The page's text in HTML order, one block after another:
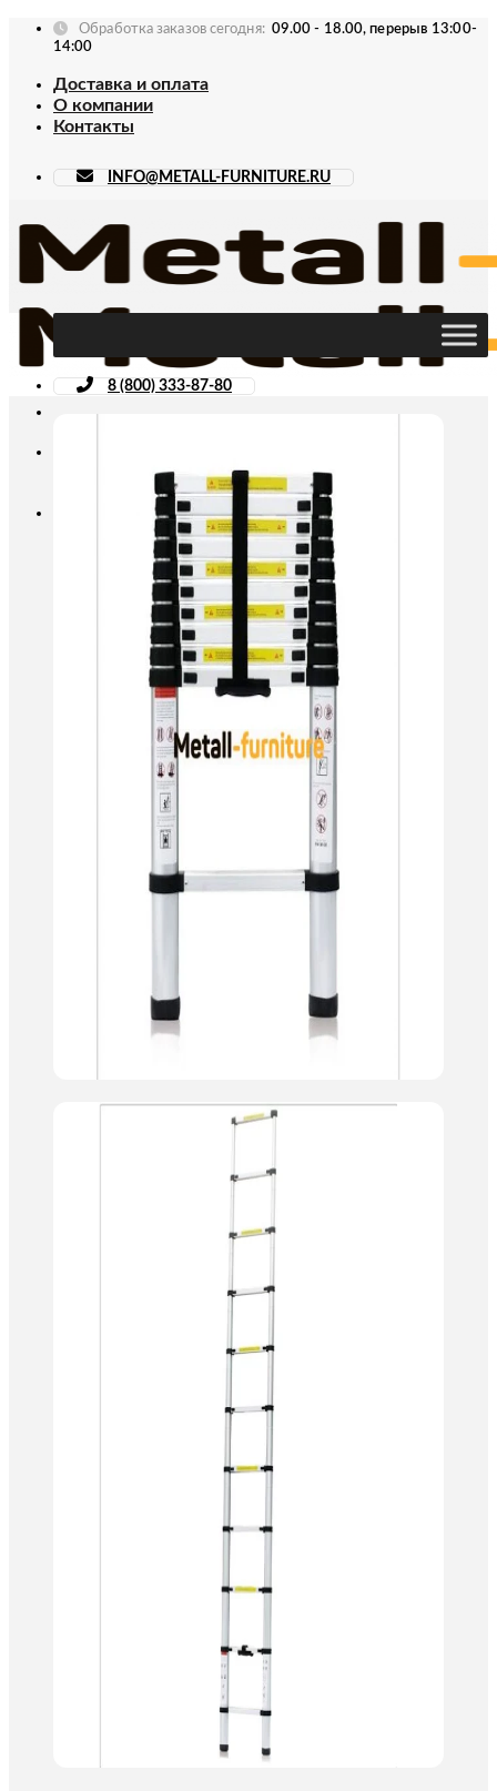
Skip
Обработка заказов сегодня: 09.00 - 18.00, перерыв 13:00-
14:00
Доставка и оплата
О компании
Контакты
INFO@METALL-FURNITURE.RU
8 (800) 333-87-80